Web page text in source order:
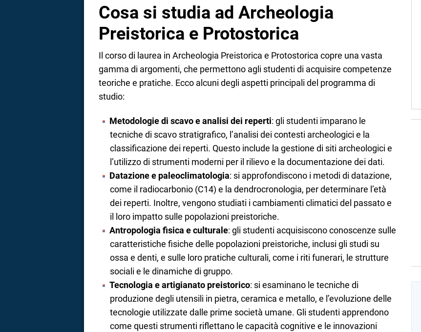
Cosa si studia ad Archeologia
Preistorica e Protostorica
Il corso di laurea in Archeologia Preistorica e Protostorica copre una vasta
gamma di argomenti, che permettono agli studenti di acquisire competenze
teoriche e pratiche. Ecco alcuni degli aspetti principali del programma di
studio:
Metodologie di scavo e analisi dei reperti: gli studenti imparano le
tecniche di scavo stratigrafico, l’analisi dei contesti archeologici e la
classificazione dei reperti. Questo include la gestione di siti archeologici e
l’utilizzo di strumenti moderni per il rilievo e la documentazione dei dati.
Datazione e paleoclimatologia: si approfondiscono i metodi di datazione,
come il radiocarbonio (C14) e la dendrocronologia, per determinare l’età
dei reperti. Inoltre, vengono studiati i cambiamenti climatici del passato e
il loro impatto sulle popolazioni preistoriche.
Antropologia fisica e culturale: gli studenti acquisiscono conoscenze sulle
caratteristiche fisiche delle popolazioni preistoriche, inclusi gli studi su
ossa e denti, e sulle loro pratiche culturali, come i riti funerari, le strutture
sociali e le dinamiche di gruppo.
Tecnologia e artigianato preistorico: si esaminano le tecniche di
produzione degli utensili in pietra, ceramica e metallo, e l’evoluzione delle
tecnologie utilizzate dalle prime società umane. Gli studenti apprendono
come questi strumenti riflettano le capacità cognitive e le innovazioni